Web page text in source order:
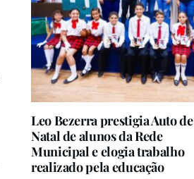
Leo Bezerra prestigia Auto de
Natal de alunos da Rede
Municipal e elogia trabalho
realizado pela educação